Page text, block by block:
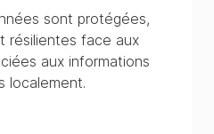
sont protégées,
résilientes face aux
aux informations
localement.